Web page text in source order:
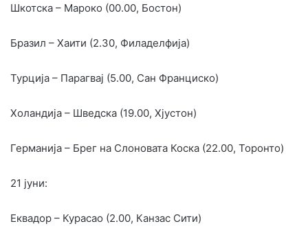
Шкотска – Мароко (00.00, Бостон)
Бразил – Хаити (2.30, Филаделфија)
Турција – Парагвај (5.00, Сан Франциско)
Холандија – Шведска (19.00, Хјустон)
Германија – Брег на Слоновата Коска (22.00, Торонто)
21 јуни:
Еквадор – Курасао (2.00, Канзас Сити)